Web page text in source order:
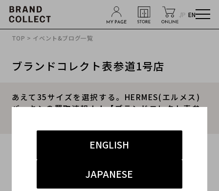
JP EN
ENGLISH
JAPANESE
TOP > イベント&ブログ一覧
ブランドコレクト表参道1号店
あえて35サイズを選択する。HERMES(エルメス)
バーキンの買取速報！！【ブランドコレクト表参
#バッグ